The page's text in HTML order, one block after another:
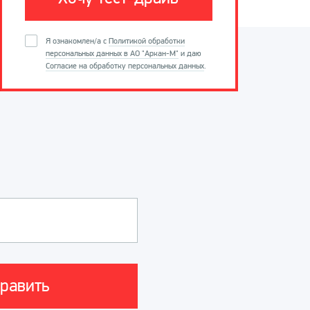
Я ознакомлен/а с Политикой обработки
персональных данных в АО "Аркан-М" и даю
Согласие на обработку персональных данных.
ARKAN Vising